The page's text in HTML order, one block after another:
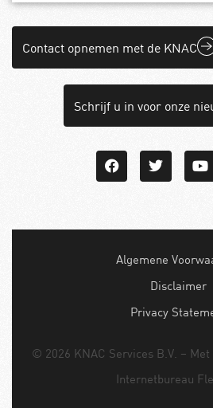
Contact opnemen met de KNAC
Schrijf u in voor onze
© 2026 KNAC Services B.V. –
Internetbureau
Algemene
Disclaimer
Privacy